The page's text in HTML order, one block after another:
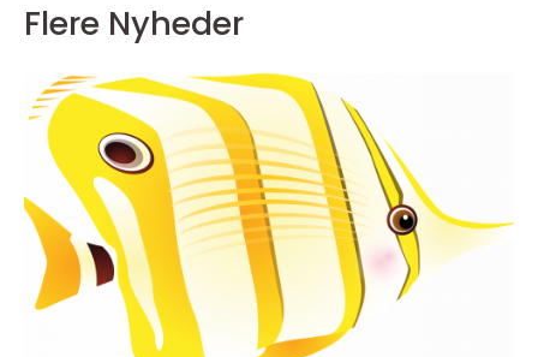
Flere Nyheder